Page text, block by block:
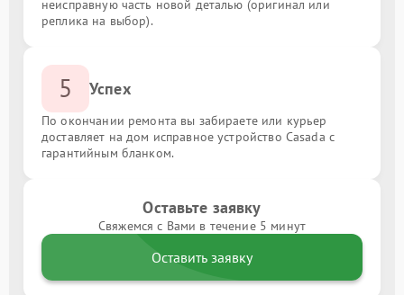
неисправную часть новой деталью (оригинал или
реплика на выбор).
5 Успех
По окончании ремонта вы забираете или курьер
доставляет на дом исправное устройство Casada с
гарантийным бланком.
Оставьте заявку
Свяжемся с Вами в течение 5 минут
Оставить заявку